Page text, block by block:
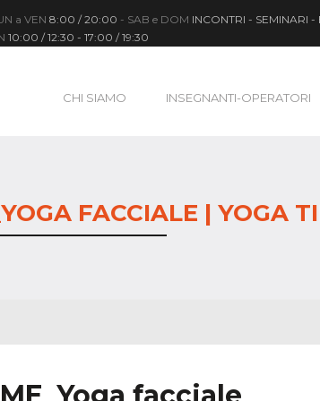
a VEN 8:00 / 20:00 - SAB e DOM INCONTRI - SEMINARI -
10:00 / 12:30 - 17:00 / 19:30
CHI SIAMO INSEGNANTI-OPERATORI
FACCIALE | YOGA